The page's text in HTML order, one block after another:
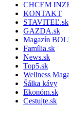
CHCEM
KONTAKT
STAVITEĽ.sk
GAZDA.sk
Magazín
Família.sk
News.sk
Top5.sk
Wellness
Šálka kávy
Ekonóm.sk
Cestujte.sk